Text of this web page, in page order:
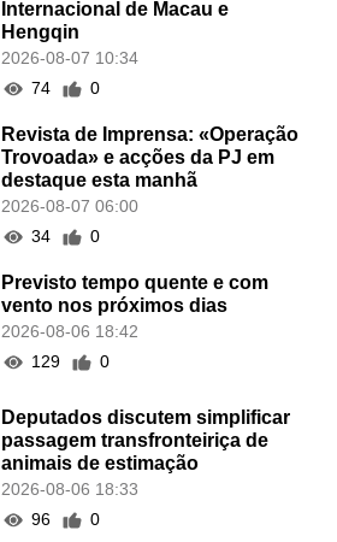
Internacional de Macau e
Hengqin
2026-08-07 10:34
74
0
Revista de Imprensa: «Operação
Trovoada» e acções da PJ em
destaque esta manhã
2026-08-07 06:00
34
0
Previsto tempo quente e com
vento nos próximos dias
2026-08-06 18:42
129
0
Deputados discutem simplificar
passagem transfronteiriça de
animais de estimação
2026-08-06 18:33
96
0